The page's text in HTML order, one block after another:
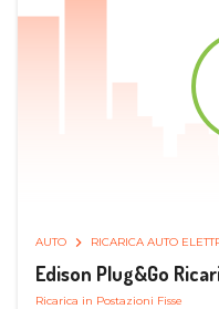
AUTO RICARICA AUTO
Edison Plug&Go
Ricarica in Postazioni Fisse